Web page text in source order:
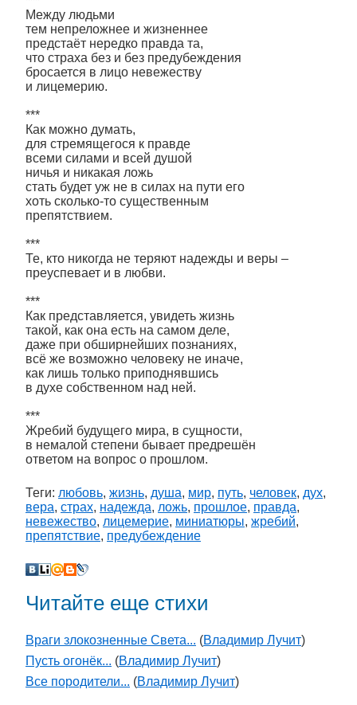
Между людьми
тем непреложнее и жизненнее
предстаёт нередко правда та,
что страха без и без предубеждения
бросается в лицо невежеству
и лицемерию.
***
Как можно думать,
для стремящегося к правде
всеми силами и всей душой
ничья и никакая ложь
стать будет уж не в силах на пути его
хоть сколько-то существенным
препятствием.
***
Те, кто никогда не теряют надежды и веры –
преуспевает и в любви.
***
Как представляется, увидеть жизнь
такой, как она есть на самом деле,
даже при обширнейших познаниях,
всё же возможно человеку не иначе,
как лишь только приподнявшись
в духе собственном над ней.
***
Жребий будущего мира, в сущности,
в немалой степени бывает предрешён
ответом на вопрос о прошлом.
Теги: любовь, жизнь, душа, мир, путь, человек, дух,
вера, страх, надежда, ложь, прошлое, правда,
невежество, лицемерие, миниатюры, жребий,
препятствие, предубеждение
Читайте еще стихи
Враги злокозненные Света... (Владимир Лучит)
Пусть огонёк... (Владимир Лучит)
Все породители... (Владимир Лучит)